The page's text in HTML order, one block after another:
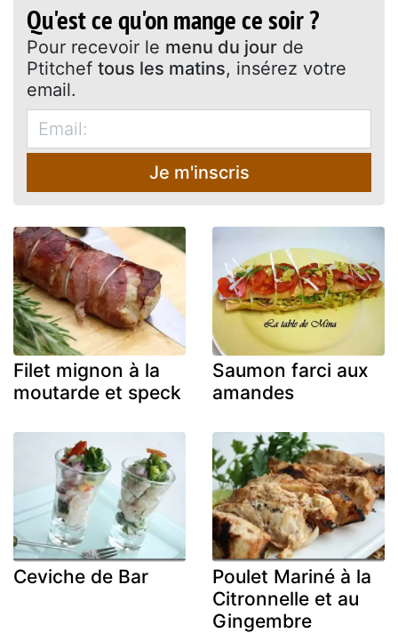
Qu'est ce qu'on mange ce soir ?
Pour recevoir le menu du jour de
Ptitchef tous les matins, insérez votre
email.
Je m'inscris
Filet mignon à la
moutarde et speck
Saumon farci aux
amandes
Ceviche de Bar
Poulet Mariné à la
Citronnelle et au
Gingembre